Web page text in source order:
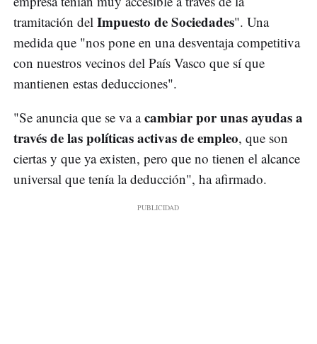
tramitación del Impuesto de Sociedades". Una
medida que "nos pone en una desventaja competitiva
con nuestros vecinos del País Vasco que sí que
mantienen estas deducciones".
"Se anuncia que se va acambiar por unas ayudas a
través de las políticas activas de empleo, que son
ciertas y que ya existen, pero que no tienen el alcance
universal que tenía la deducción", ha afirmado.